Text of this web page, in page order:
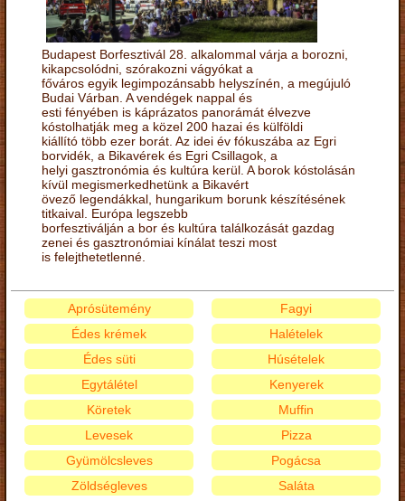
Budapest Borfesztivál 28. alkalommal várja a borozni,
kikapcsolódni, szórakozni vágyókat a
főváros egyik legimpozánsabb helyszínén, a megújuló
Budai Várban. A vendégek nappal és
esti fényében is káprázatos panorámát élvezve
kóstolhatják meg a közel 200 hazai és külföldi
kiállító több ezer borát. Az idei év fókuszába az Egri
borvidék, a Bikavérek és Egri Csillagok, a
helyi gasztronómia és kultúra kerül. A borok kóstolásán
kívül megismerkedhetünk a Bikavért
övező legendákkal, hungarikum borunk készítésének
titkaival. Európa legszebb
borfesztiválján a bor és kultúra találkozását gazdag
zenei és gasztronómiai kínálat teszi most
is felejthetetlenné.
Aprósütemény
Édes krémek
Édes süti
Egytálétel
Fagyi
Halételek
Húsételek
Kenyerek
Köretek
Levesek
Gyümölcsleves
Zöldségleves
Muffin
Pizza
Pogácsa
Saláta